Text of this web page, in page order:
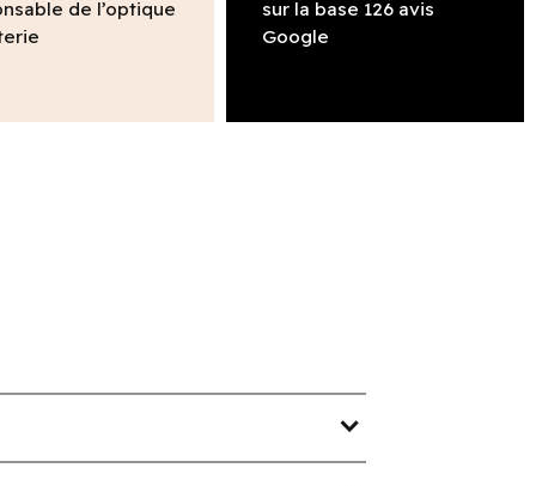
de l’optique
sur la base 126 avis
Google
expand_more